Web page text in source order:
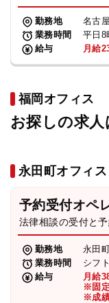
勤務地
名古
業務時間
平日8
給与
月給
福岡オフィス
お探しの求人
永田町オフィス
予約受付オペ
法律相談の受付と
勤務地
永田
業務時間
シフ
給与
月給
※固
※成